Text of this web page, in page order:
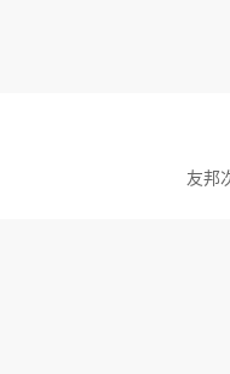
友邦